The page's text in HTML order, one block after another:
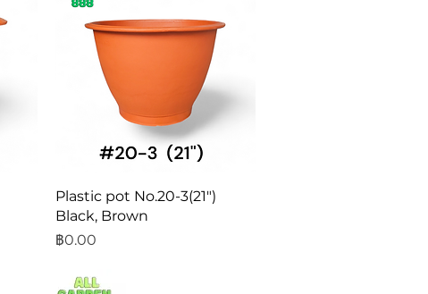
ดูข้อมูลด่วน
Plastic pot No.20-3(21")
Black, Brown
ราคา
฿0.00